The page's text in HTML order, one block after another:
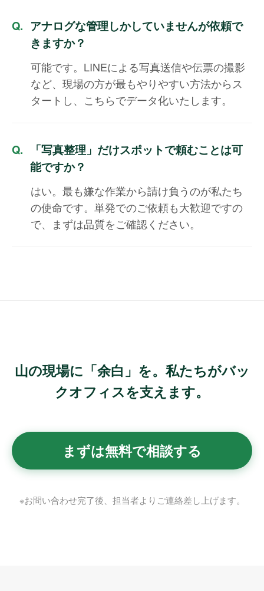
アナログな管理しかしていませんが依頼で
きますか？
可能です。LINEによる写真送信や伝票の撮影
など、現場の方が最もやりやすい方法からス
タートし、こちらでデータ化いたします。
「写真整理」だけスポットで頼むことは可
能ですか？
はい。最も嫌な作業から請け負うのが私たち
の使命です。単発でのご依頼も大歓迎ですの
で、まずは品質をご確認ください。
山の現場に「余白」を。私たちがバッ
クオフィスを支えます。
まずは無料で相談する
※お問い合わせ完了後、担当者よりご連絡差し上げます。